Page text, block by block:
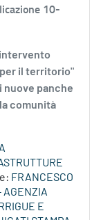
10-
il territorio"
nuove panche
comunità
FRANCESCO
AGENZIA
E